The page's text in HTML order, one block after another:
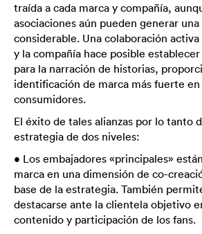
traída a cada marca y compañía,
asociaciones aún pueden generar
considerable. Una colaboración
y la compañía hace posible
para la narración de historias,
identificación de marca más fuerte
consumidores.
El éxito de tales alianzas por lo tanto
estrategia de dos niveles:
• Los embajadores «principales»
marca en una dimensión de co-
base de la estrategia. También
destacarse ante la clientela objetivo
contenido y participación de los fans.